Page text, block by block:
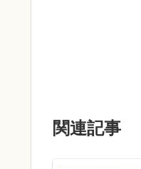
関連記事